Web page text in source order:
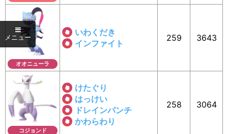
オオニューラ
いわくだき
インファイト
259 3643
コジョンド
けたぐり
はっけい
ドレインパンチ
かわらわり
258 3064